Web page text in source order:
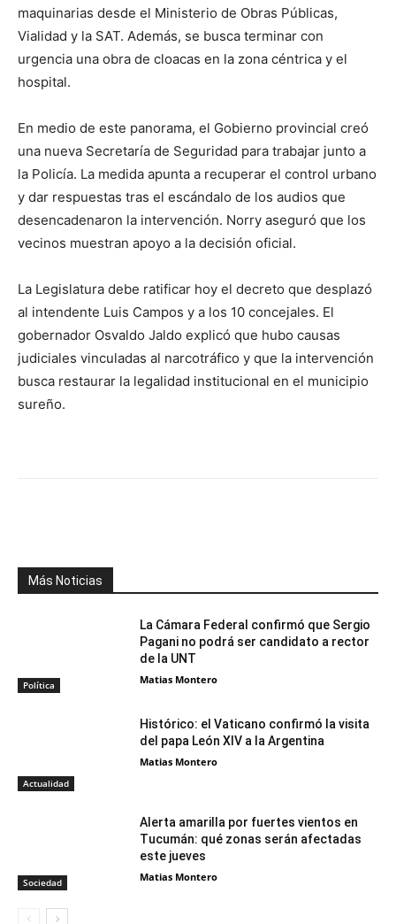
maquinarias desde el Ministerio de Obras Públicas,
Vialidad y la SAT. Además, se busca terminar con
urgencia una obra de cloacas en la zona céntrica y el
hospital.
En medio de este panorama, el Gobierno provincial creó
una nueva Secretaría de Seguridad para trabajar junto a
la Policía. La medida apunta a recuperar el control urbano
y dar respuestas tras el escándalo de los audios que
desencadenaron la intervención. Norry aseguró que los
vecinos muestran apoyo a la decisión oficial.
La Legislatura debe ratificar hoy el decreto que desplazó
al intendente Luis Campos y a los 10 concejales. El
gobernador Osvaldo Jaldo explicó que hubo causas
judiciales vinculadas al narcotráfico y que la intervención
busca restaurar la legalidad institucional en el municipio
sureño.
Más Noticias
Política
La Cámara Federal confirmó que Sergio
Pagani no podrá ser candidato a rector
de la UNT
Matias Montero
Actualidad
Histórico: el Vaticano confirmó la visita
del papa León XIV a la Argentina
Matias Montero
Sociedad
Alerta amarilla por fuertes vientos en
Tucumán: qué zonas serán afectadas
este jueves
Matias Montero